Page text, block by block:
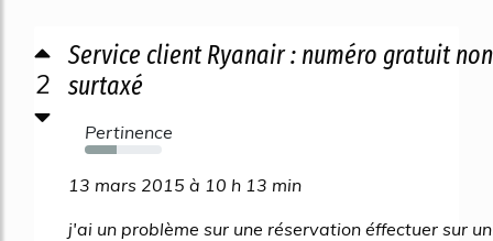
2
Service client Ryanair : numéro gratuit non
surtaxé
Pertinence
41%
13 mars 2015 à 10 h 13 min
j'ai un problème sur une réservation éffectuer sur un